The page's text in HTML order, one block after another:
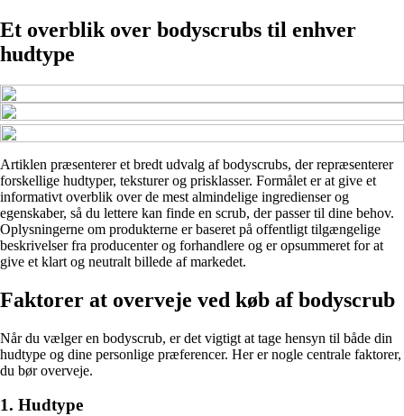
Et overblik over bodyscrubs til enhver
hudtype
Artiklen præsenterer et bredt udvalg af bodyscrubs, der repræsenterer
forskellige hudtyper, teksturer og prisklasser. Formålet er at give et
informativt overblik over de mest almindelige ingredienser og
egenskaber, så du lettere kan finde en scrub, der passer til dine behov.
Oplysningerne om produkterne er baseret på offentligt tilgængelige
beskrivelser fra producenter og forhandlere og er opsummeret for at
give et klart og neutralt billede af markedet.
Faktorer at overveje ved køb af bodyscrub
Når du vælger en bodyscrub, er det vigtigt at tage hensyn til både din
hudtype og dine personlige præferencer. Her er nogle centrale faktorer,
du bør overveje.
1. Hudtype